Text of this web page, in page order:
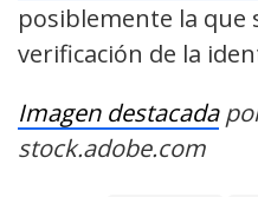
posiblemente la que
verificación de la
Imagen destacada
stock.adobe.com